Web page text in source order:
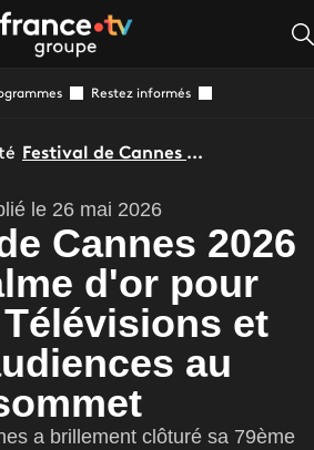
Restez informés
Festival de Cannes 2026 : La Palme d'or pour France Télévisions et des audiences au sommet
le 26 mai 2026
Cannes 2026
d'or pour
et
au
a brillement clôturé sa 79ème